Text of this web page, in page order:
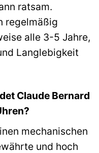
ratsam.
regelmäßig
alle 3-5 Jahre,
Langlebigkeit
Claude Bernard
mechanischen
und hoch